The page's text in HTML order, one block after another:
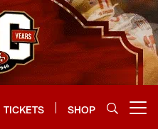
TICKETS SHOP